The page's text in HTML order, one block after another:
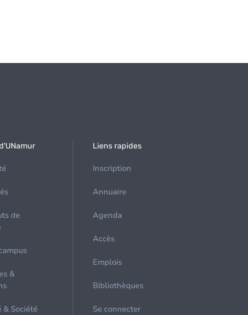
de
&
& Société
Liens rapides
Inscription
Annuaire
Agenda
Accès
Emplois
Bibliothèques
Se connecter